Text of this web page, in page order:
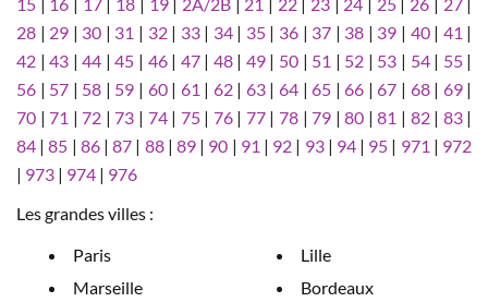
28 | 29 | 30 | 31 | 32| 33| 34| 35| 36 | 37 | 38 | 39 | 40| 41 |
42 |43 |44 |45 | 46| 47| 48| 49| 50 | 51 | 52 | 53 | 54| 55|
56 | 57 | 58 | 59 | 60| 61 | 62| 63| 64 |65 |66 |67 | 68| 69|
70 |71 |72 |73 | 74| 75| 76| 77| 78 |79 |80 |81 | 82| 83|
84 |85 | 86|87 | 88| 89| 90 | 91 | 92 | 93| 94| 95 | 971 | 972
| 973 | 974 | 976
Les grandes villes :
Paris
Marseille
Lille
Bordeaux